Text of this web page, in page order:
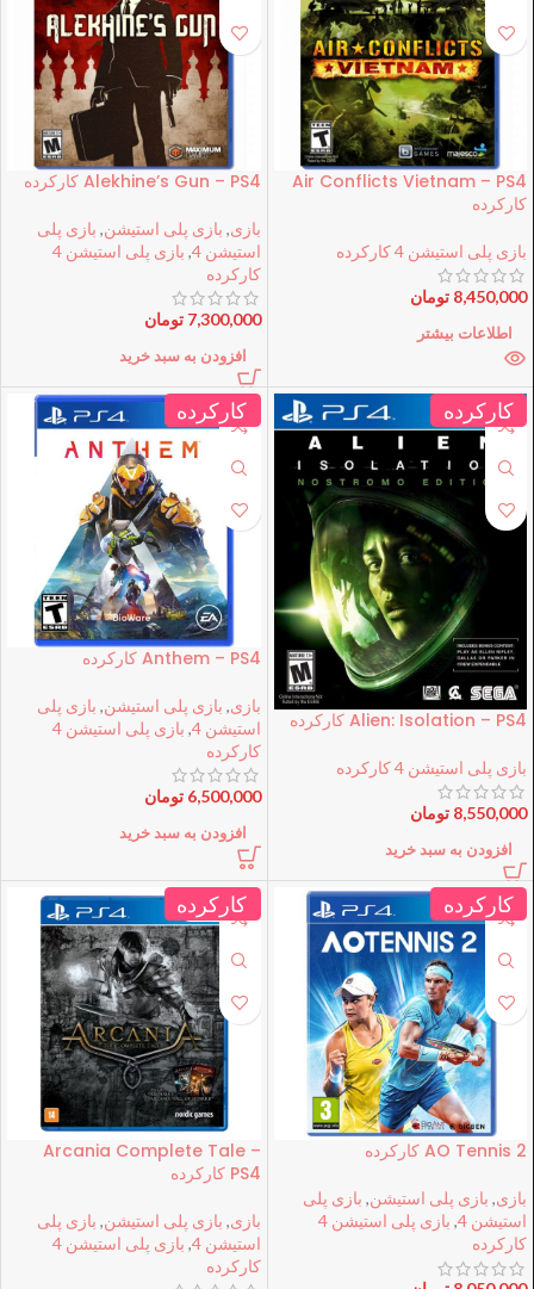
Air Conflicts Vietnam – PS4
کارکرده
بازی پلی استیشن 4 کارکرده
8,450,000 تومان
اطلاعات بیشتر
Alekhine’s Gun – PS4 کارکرده
بازی, بازی پلی استیشن, بازی پلی
استیشن 4 ,
بازی پلی استیشن 4
کارکرده
7,300,000 تومان
افزودن به سبد خرید
کارکرده
Alien: Isolation – PS4 کارکرده
بازی پلی استیشن 4 کارکرده
8,550,000 تومان
افزودن به سبد خرید
کارکرده
Anthem – PS4 کارکرده
بازی, بازی پلی استیشن, بازی پلی
استیشن 4 ,
بازی پلی استیشن 4
کارکرده
6,500,000 تومان
افزودن به سبد خرید
کارکرده
AO Tennis 2 کارکرده
بازی, بازی پلی استیشن, بازی پلی
استیشن 4
,
بازی پلی استیشن 4
کارکرده
فروخته شده
کارکرده
Arcania Complete Tale –
PS4 کارکرده
بازی, بازی پلی استیشن, بازی پلی
استیشن 4 ,
بازی پلی استیشن 4
کارکرده